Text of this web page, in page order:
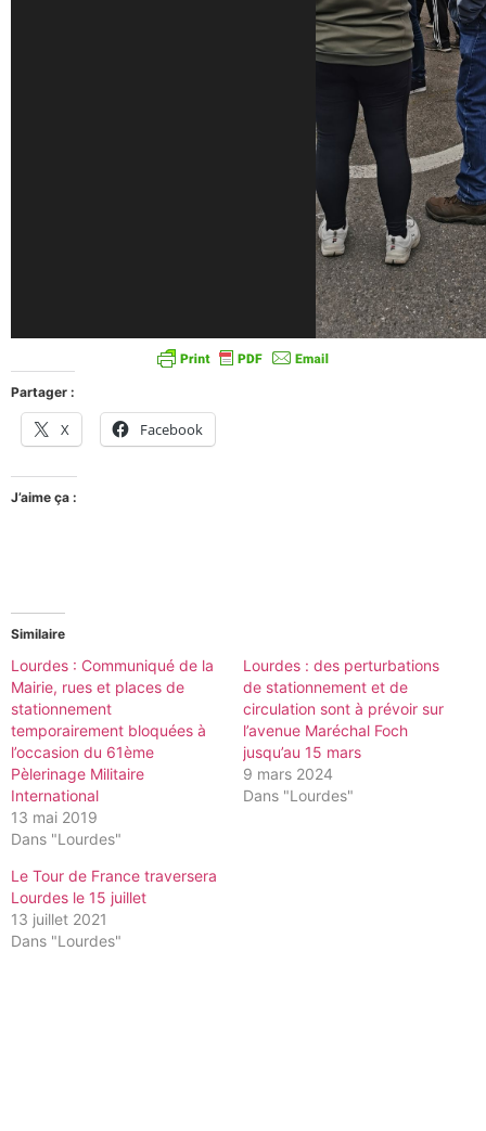
Partager :
X Facebook
J’aime ça :
Similaire
Lourdes : Communiqué de la
Mairie, rues et places de
stationnement
temporairement bloquées à
l’occasion du 61ème
Pèlerinage Militaire
International
13 mai 2019
Dans "Lourdes"
Lourdes : des perturbations
de stationnement et de
circulation sont à prévoir sur
l’avenue Maréchal Foch
jusqu’au 15 mars
9 mars 2024
Dans "Lourdes"
Le Tour de France traversera
Lourdes le 15 juillet
13 juillet 2021
Dans "Lourdes"